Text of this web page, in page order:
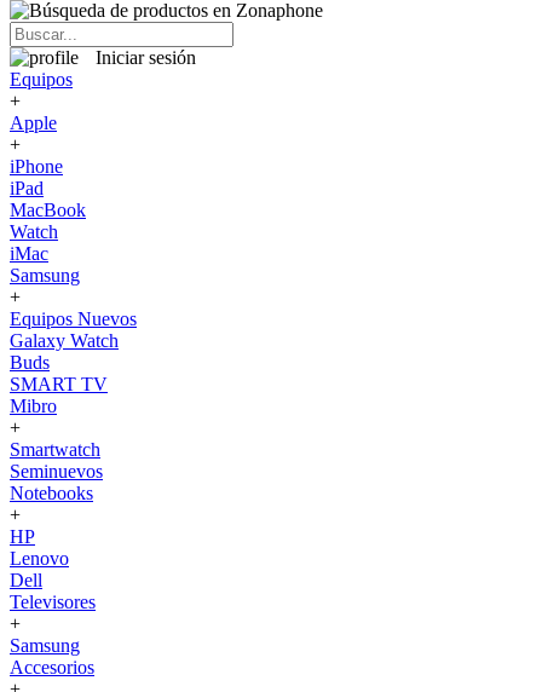
Iniciar sesión
Equipos
+
Apple
+
iPhone
iPad
MacBook
Watch
iMac
Samsung
+
Equipos Nuevos
Galaxy Watch
Buds
SMART TV
Mibro
+
Smartwatch
Seminuevos
Notebooks
+
HP
Lenovo
Dell
Televisores
+
Samsung
Accesorios